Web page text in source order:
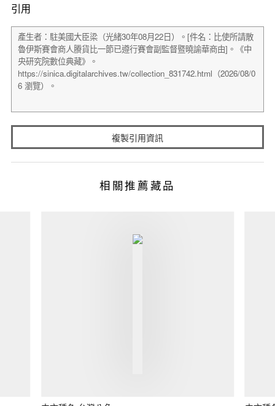
引用
複製引用資訊
相關推薦藏品